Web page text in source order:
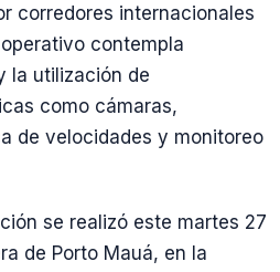
corredores internacionales
contempla
la utilización de
como cámaras,
de velocidades y monitoreo
se realizó este martes 27
de Porto Mauá, en la